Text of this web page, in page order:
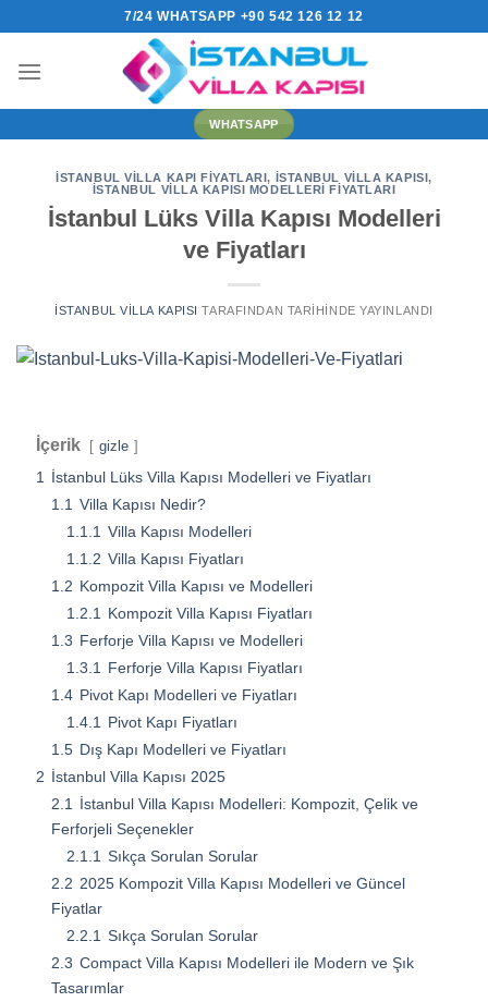
7/24 WHATSAPP +90 542 126 12 12
WHATSAPP
İSTANBUL VILLA KAPI FIYATLARI, İSTANBUL VILLA KAPISI,
İSTANBUL VILLA KAPISI MODELLERI FIYATLARI
İstanbul Lüks Villa Kapısı Modelleri
ve Fiyatları
İSTANBUL VILLA KAPISI TARAFINDAN TARIHINDE YAYINLANDI
İçerik gizle
1
İstanbul Lüks Villa Kapısı Modelleri ve Fiyatları
1.1 Villa Kapısı Nedir?
1.1.1 Villa Kapısı Modelleri
1.1.2 Villa Kapısı Fiyatları
1.2 Kompozit Villa Kapısı ve Modelleri
1.2.1
Kompozit Villa Kapısı Fiyatları
1.3 Ferforje Villa Kapısı ve Modelleri
1.3.1
Ferforje Villa Kapısı Fiyatları
1.4 Pivot Kapı Modelleri ve Fiyatları
1.4.1
Pivot Kapı Fiyatları
1.5 Dış Kapı Modelleri ve Fiyatları
2 İstanbul Villa Kapısı 2025
2.1
İstanbul Villa Kapısı Modelleri: Kompozit, Çelik ve
Ferforjeli Seçenekler
2.1.1 Sıkça Sorulan Sorular
2.2 2025 Kompozit Villa Kapısı Modelleri ve Güncel
Fiyatlar
2.2.1 Sıkça Sorulan Sorular
2.3 Compact Villa Kapısı Modelleri ile Modern ve Şık
Tasarımlar